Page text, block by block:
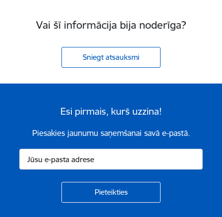
Vai šī informācija bija noderīga?
Sniegt atsauksmi
Esi pirmais, kurš uzzina!
Piesakies jaunumu saņemšanai savā e-pastā.